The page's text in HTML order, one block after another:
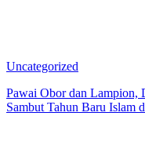
Uncategorized
Pawai Obor dan Lampion,
Sambut Tahun Baru Islam